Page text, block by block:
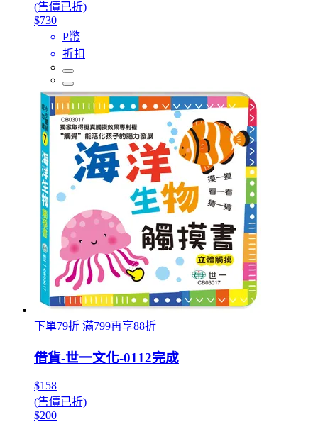
(售價已折)
$730
P幣
折扣
下單79折 滿799再享88折
借貨-世一文化-0112完成
$158
(售價已折)
$200